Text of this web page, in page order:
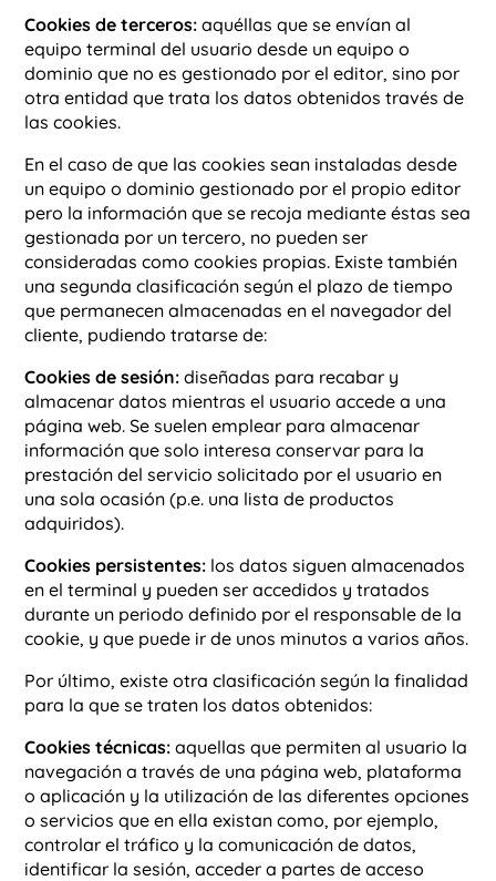
Cookies de terceros: aquéllas que se envían al
equipo terminal del usuario desde un equipo o
dominio que no es gestionado por el editor, sino por
otra entidad que trata los datos obtenidos través de
las cookies.
En el caso de que las cookies sean instaladas desde
un equipo o dominio gestionado por el propio editor
pero la información que se recoja mediante éstas sea
gestionada por un tercero, no pueden ser
consideradas como cookies propias. Existe también
una segunda clasificación según el plazo de tiempo
que permanecen almacenadas en el navegador del
cliente, pudiendo tratarse de:
Cookies de sesión: diseñadas para recabar y
almacenar datos mientras el usuario accede a una
página web. Se suelen emplear para almacenar
información que solo interesa conservar para la
prestación del servicio solicitado por el usuario en
una sola ocasión (p.e. una lista de productos
adquiridos).
Cookies persistentes: los datos siguen almacenados
en el terminal y pueden ser accedidos y tratados
durante un periodo definido por el responsable de la
cookie, y que puede ir de unos minutos a varios años.
Por último, existe otra clasificación según la finalidad
para la que se traten los datos obtenidos:
Cookies técnicas: aquellas que permiten al usuario la
navegación a través de una página web, plataforma
o aplicación y la utilización de las diferentes opciones
o servicios que en ella existan como, por ejemplo,
controlar el tráfico y la comunicación de datos,
identificar la sesión, acceder a partes de acceso